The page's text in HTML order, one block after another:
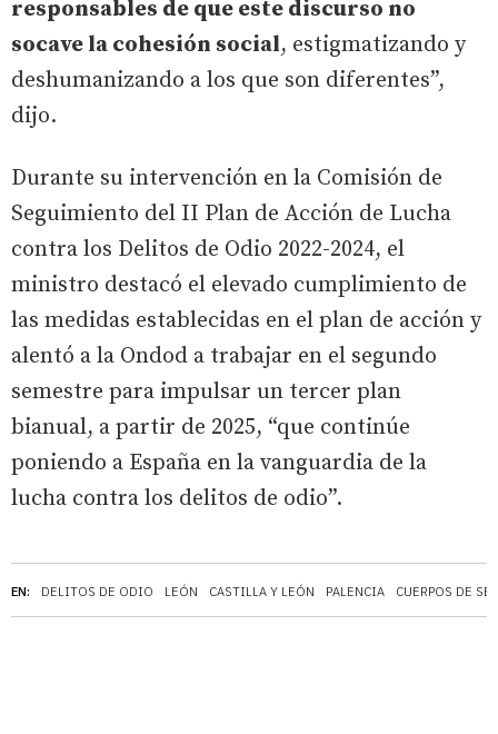
EN: DELITOS DE ODIO LEÓN CASTILLA Y LEÓN PALENCIA CUERPOS DE
responsables de que este discurso no
socave la cohesión social, estigmatizando y
deshumanizando a los que son diferentes”,
dijo.
Durante su intervención en la Comisión de
Seguimiento del II Plan de Acción de Lucha
contra los Delitos de Odio 2022-2024, el
ministro destacó el elevado cumplimiento de
las medidas establecidas en el plan de acción y
alentó a la Ondod a trabajar en el segundo
semestre para impulsar un tercer plan
bianual, a partir de 2025, “que continúe
poniendo a España en la vanguardia de la
lucha contra los delitos de odio”.